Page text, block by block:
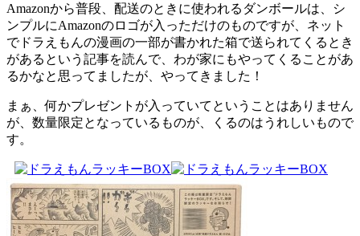
Amazonから普段、配送のときに使われるダンボールは、シ
ンプルにAmazonのロゴが入っただけのものですが、ネット
でドラえもんの漫画の一部が書かれた箱で送られてくるとき
があるという記事を読んで、わが家にもやってくることがあ
るかなと思ってましたが、やってきました！
まぁ、何かプレゼントが入っていてということはありません
が、数量限定となっているものが、くるのはうれしいもので
す。